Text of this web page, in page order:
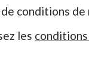
de conditions
les